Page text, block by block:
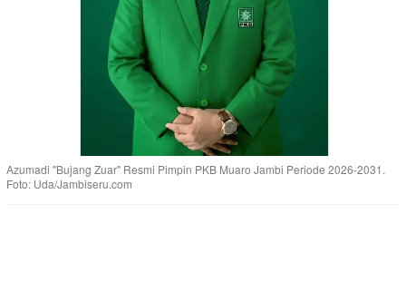
Azumadi "Bujang Zuar" Resmi Pimpin PKB Muaro Jambi Periode 2026-2031.
Foto: Uda/Jambiseru.com